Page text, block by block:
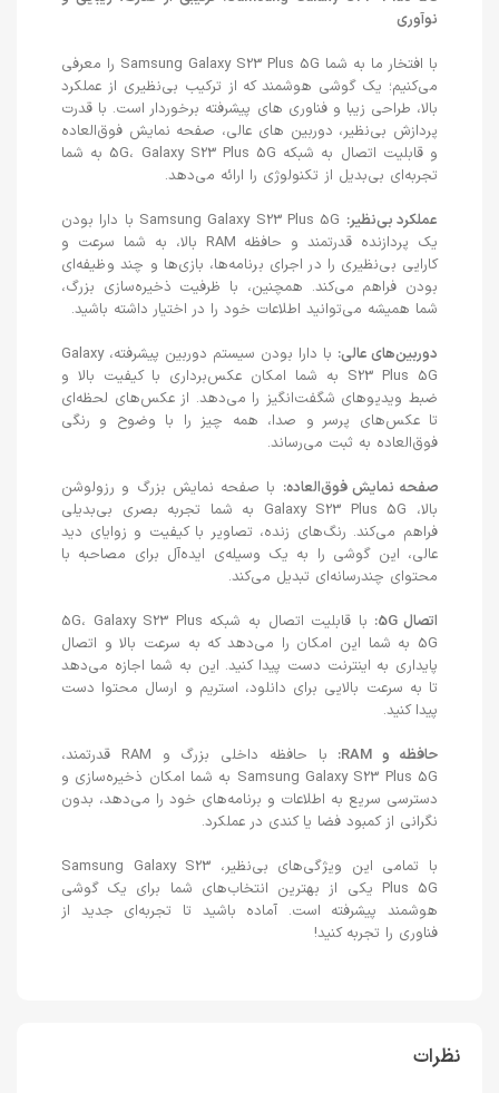
نوآوری
با افتخار ما به شما Samsung Galaxy S23 Plus 5G را معرفی
می‌کنیم؛ یک گوشی هوشمند که از ترکیب بی‌نظیری از عملکرد
بالا، طراحی زیبا و فناوری های پیشرفته برخوردار است. با قدرت
پردازش بی‌نظیر، دوربین های عالی، صفحه نمایش فوق‌العاده
و قابلیت اتصال به شبکه 5G، Galaxy S23 Plus 5G به شما
تجربه‌ای بی‌بدیل از تکنولوژی را ارائه می‌دهد.
عملکرد بی‌نظیر:
Samsung Galaxy S23 Plus 5G با دارا بودن
یک پردازنده قدرتمند و حافظه RAM بالا، به شما سرعت و
کارایی بی‌نظیری را در اجرای برنامه‌ها، بازی‌ها و چند وظیفه‌ای
بودن فراهم می‌کند. همچنین، با ظرفیت ذخیره‌سازی بزرگ،
شما همیشه می‌توانید اطلاعات خود را در اختیار داشته باشید.
دوربین‌های عالی:
با دارا بودن سیستم دوربین پیشرفته، Galaxy
S23 Plus 5G به شما امکان عکس‌برداری با کیفیت بالا و
ضبط ویدیوهای شگفت‌انگیز را می‌دهد. از عکس‌های لحظه‌ای
تا عکس‌های پرسر و صدا، همه چیز را با وضوح و رنگی
فوق‌العاده به ثبت می‌رساند.
صفحه نمایش فوق‌العاده: با صفحه نمایش بزرگ و رزولوشن
بالا، Galaxy S23 Plus 5G به شما تجربه بصری بی‌بدیلی
فراهم می‌کند. رنگ‌های زنده، تصاویر با کیفیت و زوایای دید
عالی، این گوشی را به یک وسیله‌ی ایده‌آل برای مصاحبه با
محتوای چندرسانه‌ای تبدیل می‌کند.
اتصال 5G:
با قابلیت اتصال به شبکه 5G، Galaxy S23 Plus
5G به شما این امکان را می‌دهد که به سرعت بالا و اتصال
پایداری به اینترنت دست پیدا کنید. این به شما اجازه می‌دهد
تا به سرعت بالایی برای دانلود، استریم و ارسال محتوا دست
پیدا کنید.
حافظه و RAM:
با حافظه داخلی بزرگ و RAM قدرتمند،
Samsung Galaxy S23 Plus 5G به شما امکان ذخیره‌سازی و
دسترسی سریع به اطلاعات و برنامه‌های خود را می‌دهد، بدون
نگرانی از کمبود فضا یا کندی در عملکرد.
با تمامی این ویژگی‌های بی‌نظیر، Samsung Galaxy S23
Plus 5G یکی از بهترین انتخاب‌های شما برای یک گوشی
هوشمند پیشرفته است. آماده باشید تا تجربه‌ای جدید از
فناوری را تجربه کنید!
نظرات